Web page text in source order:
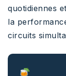
quotidiennes
la
circuits